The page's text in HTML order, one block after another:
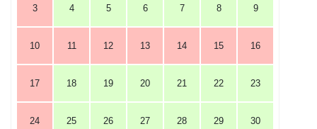
3 4 5 6 7 8 9
10 11 12 13 14 15 16
17 18 19 20 21 22 23
24 25 26 27 28 29 30